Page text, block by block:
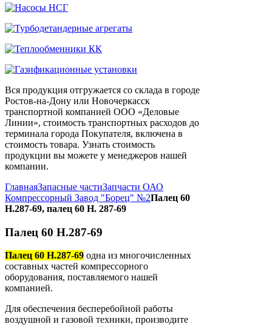
Вся продукция отгружается со склада в городе
Ростов-на-Дону или Новочеркасск
транспортной компанией ООО «Деловые
Линии», стоимость транспортных расходов до
терминала города Покупателя, включена в
стоимость товара. Узнать стоимость
продукции вы можете у менеджеров нашей
компании.
ГлавнаяЗапасные частиЗапчасти ОАО
Компрессорный Завод "Борец" №2Палец 60
Н.287-69, палец 60 Н. 287-69
Палец 60 Н.287-69
Палец 60 Н.287-69 одна из многочисленных
составных частей компрессорного
оборудования, поставляемого нашей
компанией.
Для обеспечения бесперебойной работы
воздушной и газовой техники, производите